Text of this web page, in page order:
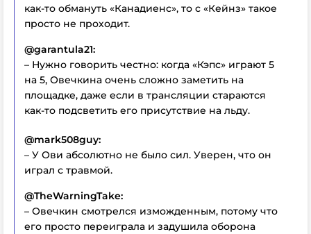
как-то обмануть «Канадиенс», то с «Кейнз» такое
просто не проходит.
@garantula21:
– Нужно говорить честно: когда «Кэпс» играют 5
на 5, Овечкина очень сложно заметить на
площадке, даже если в трансляции стараются
как-то подсветить его присутствие на льду.
@mark508guy:
– У Ови абсолютно не было сил. Уверен, что он
играл с травмой.
@TheWarningTake:
– Овечкин смотрелся изможденным, потому что
его просто переиграла и задушила оборона